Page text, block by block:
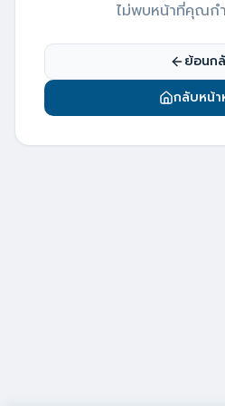
ไม่พบหน้าที่คุณก
ย้อนก
กลับหน้า